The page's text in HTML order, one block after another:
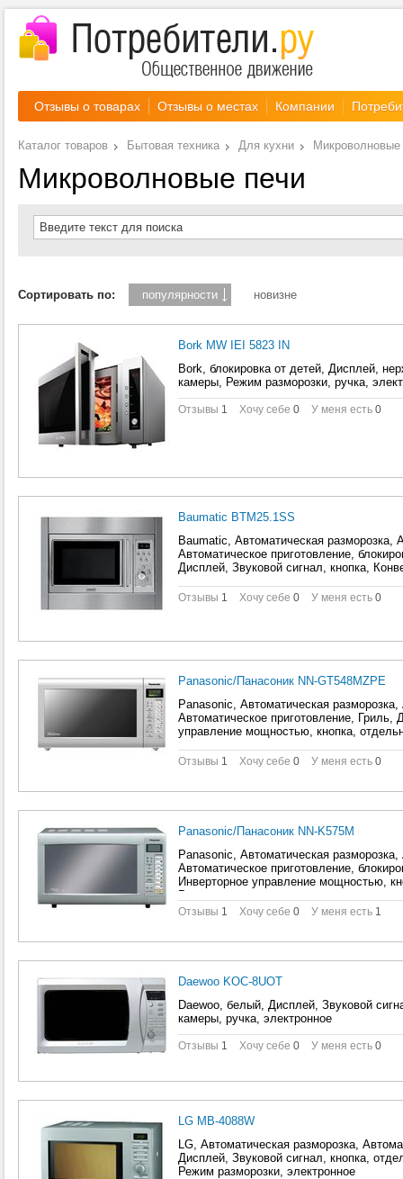
Отзывы о товарах Отзывы о местах Компании
Каталог товаров Бытовая техника Для кухни Микроволновые
Микроволновые печи
Введите текст для поиска
Сортировать по: популярности новизне
Bork MW IEI 5823 IN
Bork, блокировка от детей, Дисплей,
камеры, Режим разморозки, ручка,
Отзывы 1 Хочу себе 0 У меня есть 0
Baumatic BTM25.1SS
Baumatic, Автоматическая разморозка,
Автоматическое приготовление,
Дисплей, Звуковой сигнал, кнопка,
Отзывы 1 Хочу себе 0 У меня есть 0
Panasonic/Панасоник NN-GT548MZPE
Panasonic, Автоматическая разморозка,
Автоматическое приготовление, Гриль,
управление мощностью, кнопка,
Отзывы 1 Хочу себе 0 У меня есть 0
Panasonic/Панасоник NN-K575M
Panasonic, Автоматическая разморозка,
Автоматическое приготовление,
Инверторное управление мощностью,
Режим разморозки, электронное
Отзывы 1 Хочу себе 0 У меня есть 1
Daewoo KOC-8UOT
Daewoo, белый, Дисплей, Звуковой
камеры, ручка, электронное
Отзывы 1 Хочу себе 0 У меня есть 0
LG MB-4088W
LG, Автоматическая разморозка,
Дисплей, Звуковой сигнал, кнопка,
Режим разморозки, электронное